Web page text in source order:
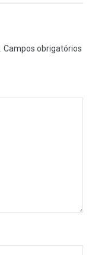
Campos obrigatórios